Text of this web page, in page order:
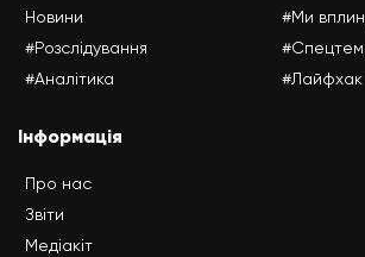
Новини
#Розслідування
#Аналітика
#Ми
#Лайфхак
Інформація
Про нас
Звіти
Медіакіт